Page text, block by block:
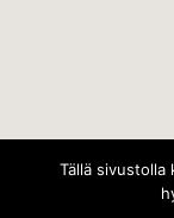
Tällä sivustolla